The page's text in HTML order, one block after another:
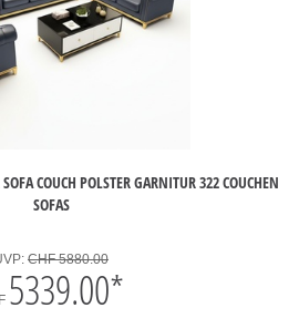
COUCH POLSTER GARNITUR 322 COUCHEN
SOFAS
CHF 5880.00
5339.00*